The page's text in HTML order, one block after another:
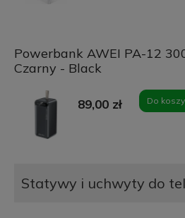
Powerbank AWEI PA-12
Czarny - Black
89,00 zł Do
Statywy i uchwyty do